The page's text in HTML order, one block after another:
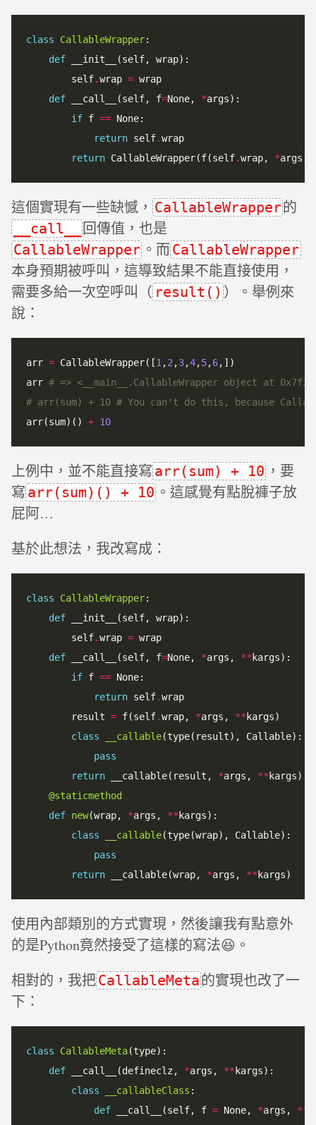
class CallableWrapper:
def __init__(self, wrap):
        self
.wrap = wrap
def __call__(self, f=None, *args):
if f == None:
return self.wrap
return CallableWrapper(f(self.wrap, *
這個實現有一些缺憾， CallableWrapper的
__call__ 回傳值，也是
CallableWrapper 。而CallableWrapper
本身預期被呼叫，這導致結果不能直接使用，
需要多給一次空呼叫（ result() ）。舉例來
說：
arr = CallableWrapper([1 ,2 ,3,4,5,6,])
arr # => <__main__.CallableWrapper object at
# arr(sum) + 10 # You can't do this, because
arr(sum)() + 10
上例中，並不能直接寫 arr(sum) + 10 ，要
寫 arr(sum)() + 10 。這感覺有點脫褲子放
屁阿…
基於此想法，我改寫成：
class CallableWrapper:
def __init__(self, wrap):
        self
.wrap = wrap
def __call__(self, f=None, *args, ** kargs):
if f == None:
return self.wrap
        result
= f(self.wrap, *args, ** kargs)
class
__callable(type(result), Callable):
pass
return __callable(result, *args, ** kargs)
@staticmethod
def new(wrap, *args, ** kargs):
class
__callable(type(wrap), Callable):
pass
return __callable(wrap, *args, **
使用內部類別的方式實現，然後讓我有點意外
的是Python竟然接受了這樣的寫法😆。
相對的，我把CallableMeta的實現也改了一
下：
class CallableMeta(type):
def __call__(defineclz, *args, ** kargs):
class
__callableClass :
def __call__(self, f = None, *args, **